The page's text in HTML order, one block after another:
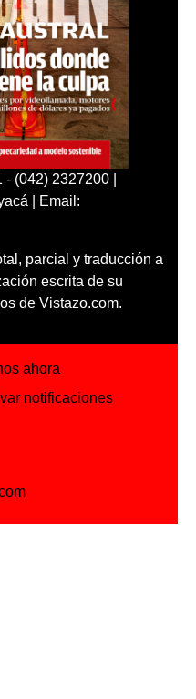
(042) 2327200 |
| Email:
parcial y traducción a
escrita de su
de Vistazo.com.
ahora
notificaciones